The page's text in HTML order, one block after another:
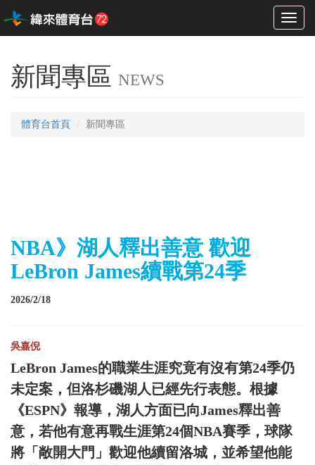
Toggle
新聞專區 NEWS
體育台首頁 新聞專區
NBA》湖人釋出善意 歡迎
LeBron James續戰第24季
2026/2/18
吳嘉倪
LeBron James的職業生涯究竟有沒有第24季仍
未定案，但洛杉磯湖人已經先行表態。根據
《ESPN》報導，湖人方面已向James釋出善
意，若他有意再戰生涯第24個NBA賽季，球隊
將「敞開大門」歡迎他續留洛城，並希望他能